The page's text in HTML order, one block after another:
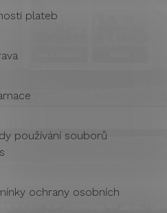
plateb
používání souborů
ochrany osobních